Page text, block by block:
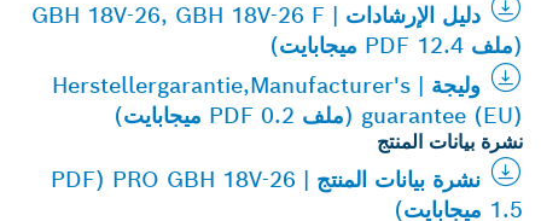
دليل الإرشادات | GBH 18V-26, GBH 18V-26 F
(ملف PDF 12.4 ميجابايت)
وليجة | Herstellergarantie,Manufacturer's
guarantee (EU) (ملف PDF 0.2 ميجابايت)
نشرة بيانات المنتج
نشرة بيانات المنتج | PRO GBH 18V-26 (PDF
1.5 ميجابايت)